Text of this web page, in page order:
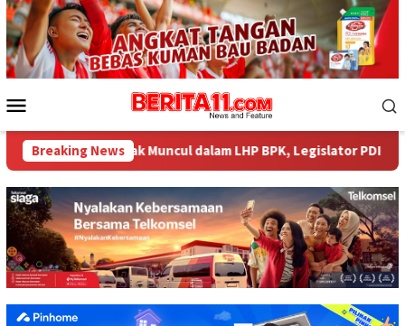
Loncat
ke
konten
Mobile
Breaking News
Miliar tak Muncul dalam LHP BPK, Legislator PDI